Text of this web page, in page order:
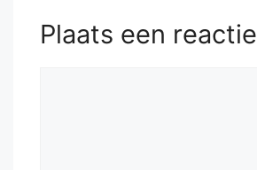
Plaats een reactie